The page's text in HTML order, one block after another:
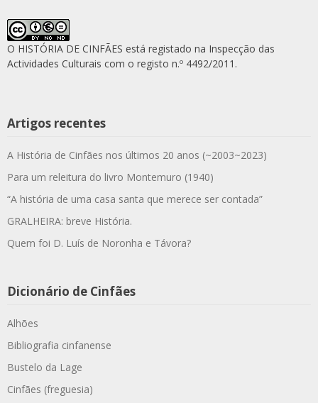
O HISTÓRIA DE CINFÃES está registado na Inspecção das
Actividades Culturais com o registo n.º 4492/2011.
Artigos recentes
A História de Cinfães nos últimos 20 anos (~2003~2023)
Para um releitura do livro Montemuro (1940)
“A história de uma casa santa que merece ser contada”
GRALHEIRA: breve História.
Quem foi D. Luís de Noronha e Távora?
Dicionário de Cinfães
Alhões
Bibliografia cinfanense
Bustelo da Lage
Cinfães (freguesia)